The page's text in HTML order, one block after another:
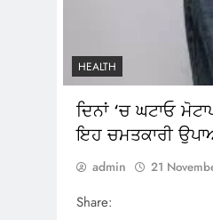
HEALTH
ਦਿਨਾਂ ‘ਚ ਘਟਾਓ
ਇਹ ਚਮਤਕਾਰੀ
admin 21
Share: